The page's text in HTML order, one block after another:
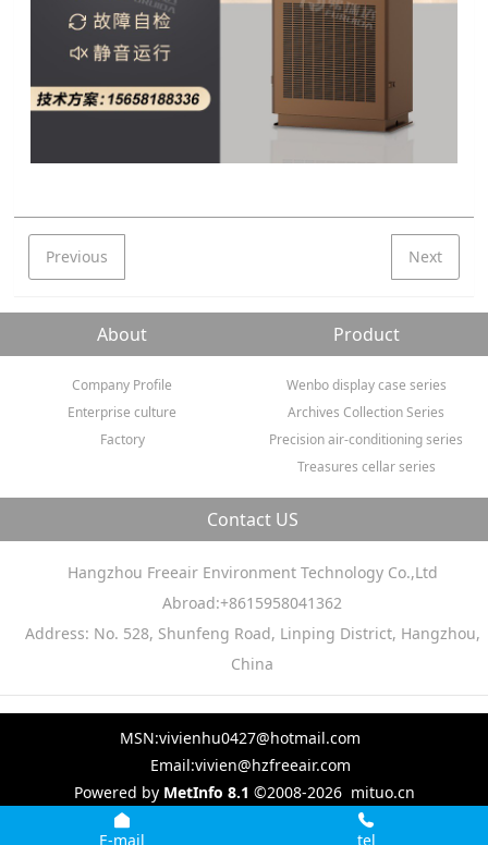
Previous Next
About
Company Profile
Enterprise culture
Factory
Product
Wenbo display case series
Archives Collection Series
Precision air-conditioning series
Treasures cellar series
Contact US
Hangzhou Freeair Environment Technology Co.,Ltd
Abroad:+8615958041362
Address: No. 528, Shunfeng Road, Linping District, Hangzhou,
China
MSN:vivienhu0427@hotmail.com
Email:vivien@hzfreeair.com
Powered by MetInfo 8.1 ©2008-2026 mituo.cn
E-mail tel